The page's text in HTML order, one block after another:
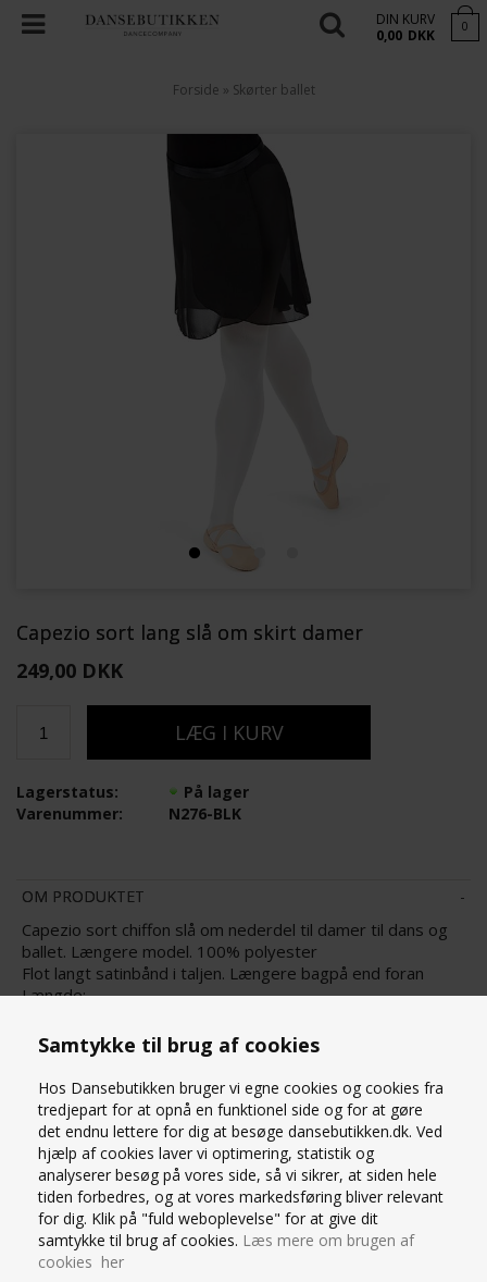
Samtykke til brug af cookies
Hos Dansebutikken bruger vi egne cookies og cookies fra
tredjepart for at opnå en funktionel side og for at gøre
det endnu lettere for dig at besøge dansebutikken.dk. Ved
hjælp af cookies laver vi optimering, statistik og
analyserer besøg på vores side, så vi sikrer, at siden hele
tiden forbedres, og at vores markedsføring bliver relevant
for dig. Klik på "fuld weboplevelse" for at give dit
samtykke til brug af cookies. Læs mere om brugen af
cookies her
DIN KURV
0,00 DKK 0
Forside » Skørter ballet
Capezio sort lang slå om skirt damer
249,00 DKK
På lager
Lagerstatus:
N276-BLK
Varenummer:
OM PRODUKTET
Capezio sort chiffon slå om nederdel til damer til dans og
ballet. Længere model. 100% polyester
Flot langt satinbånd i taljen. Længere bagpå end foran
Længde:
Bag 58 cm
SPØRG OS
ANDRE ER VILDE MED... ❤️